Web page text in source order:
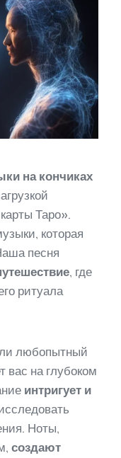
на кончиках
Таро».
которая
песня
, где
ритуала
любопытный
вас на глубоком
интригует и
Ноты,
создают